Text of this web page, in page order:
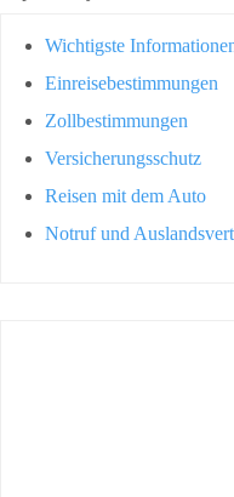
Wichtigste
Einreisebestimmungen
Zollbestimmungen
Versicherungsschutz
Reisen mit dem Auto
Notruf und